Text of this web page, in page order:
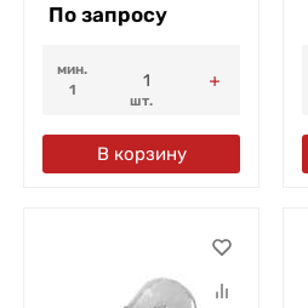
По запросу
мин.
1
шт.
В корзину